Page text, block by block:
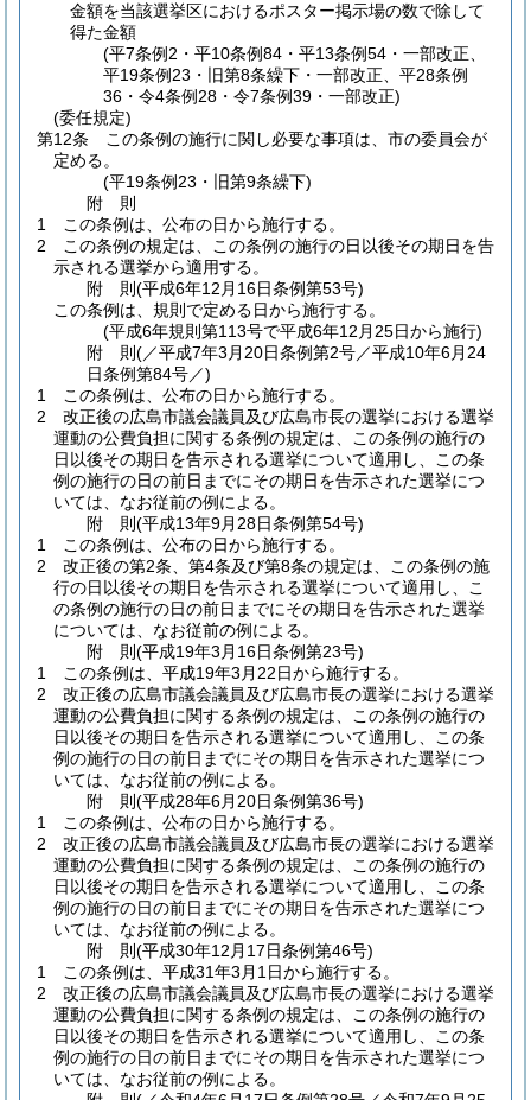
金額を当該選挙区におけるポスター掲示場の数で除して
得た金額
(平7条例2・平10条例84・平13条例54・一部改正、
平19条例23・旧第8条繰下・一部改正、平28条例
36・令4条例28・令7条例39・一部改正)
(委任規定)
第12条
この条例の施行に関し必要な事項は、市の委員会が
定める。
(平19条例23・旧第9条繰下)
附 則
1
この条例は、公布の日から施行する。
2
この条例の規定は、この条例の施行の日以後その期日を告
示される選挙から適用する。
附 則(平成6年12月16日条例第53号)
この条例は、規則で定める日から施行する。
(平成6年規則第113号で平成6年12月25日から施行)
附 則(／平成7年3月20日条例第2号／平成10年6月24
日条例第84号／)
1
この条例は、公布の日から施行する。
2
改正後の広島市議会議員及び広島市長の選挙における選挙
運動の公費負担に関する条例の規定は、この条例の施行の
日以後その期日を告示される選挙について適用し、この条
例の施行の日の前日までにその期日を告示された選挙につ
いては、なお従前の例による。
附 則(平成13年9月28日条例第54号)
1
この条例は、公布の日から施行する。
2
改正後の第2条、第4条及び第8条の規定は、この条例の施
行の日以後その期日を告示される選挙について適用し、こ
の条例の施行の日の前日までにその期日を告示された選挙
については、なお従前の例による。
附 則(平成19年3月16日条例第23号)
1
この条例は、平成19年3月22日から施行する。
2
改正後の広島市議会議員及び広島市長の選挙における選挙
運動の公費負担に関する条例の規定は、この条例の施行の
日以後その期日を告示される選挙について適用し、この条
例の施行の日の前日までにその期日を告示された選挙につ
いては、なお従前の例による。
附 則(平成28年6月20日条例第36号)
1
この条例は、公布の日から施行する。
2
改正後の広島市議会議員及び広島市長の選挙における選挙
運動の公費負担に関する条例の規定は、この条例の施行の
日以後その期日を告示される選挙について適用し、この条
例の施行の日の前日までにその期日を告示された選挙につ
いては、なお従前の例による。
附 則(平成30年12月17日条例第46号)
1
この条例は、平成31年3月1日から施行する。
2
改正後の広島市議会議員及び広島市長の選挙における選挙
運動の公費負担に関する条例の規定は、この条例の施行の
日以後その期日を告示される選挙について適用し、この条
例の施行の日の前日までにその期日を告示された選挙につ
いては、なお従前の例による。